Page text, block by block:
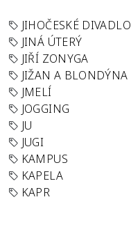
JIHOČESKÉ DIVADLO
JINÁ ÚTERÝ
JIŘÍ ZONYGA
JIŽAN A BLONDÝNA
JMELÍ
JOGGING
JU
JUGI
KAMPUS
KAPELA
KAPR